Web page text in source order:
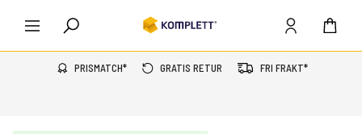
PRISMATCH* GRATIS RETUR FRI FRAKT*